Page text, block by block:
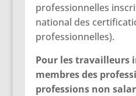
professionnelles
national des
professionnelles).
Pour les travailleurs
membres des
professions non